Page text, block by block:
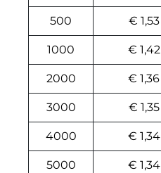
500 € 1,53
1000 € 1,42
2000 € 1,36
3000 € 1,35
4000 € 1,34
5000 € 1,34